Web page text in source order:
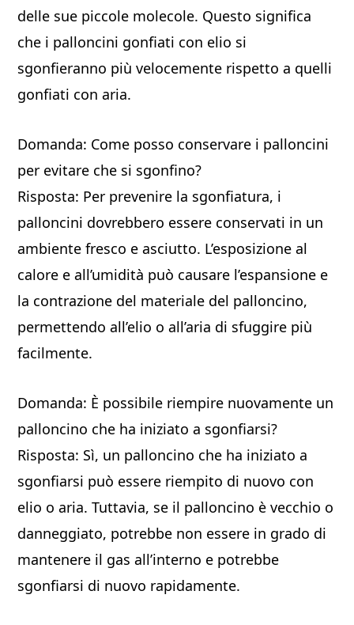
delle sue piccole molecole. Questo significa
che i palloncini gonfiati con elio si
sgonfieranno più velocemente rispetto a quelli
gonfiati con aria.
Domanda: Come posso conservare i palloncini
per evitare che si sgonfino?
Risposta: Per prevenire la sgonfiatura, i
palloncini dovrebbero essere conservati in un
ambiente fresco e asciutto. L’esposizione al
calore e all’umidità può causare l’espansione e
la contrazione del materiale del palloncino,
permettendo all’elio o all’aria di sfuggire più
facilmente.
Domanda: È possibile riempire nuovamente un
palloncino che ha iniziato a sgonfiarsi?
Risposta: Sì, un palloncino che ha iniziato a
sgonfiarsi può essere riempito di nuovo con
elio o aria. Tuttavia, se il palloncino è vecchio o
danneggiato, potrebbe non essere in grado di
mantenere il gas all’interno e potrebbe
sgonfiarsi di nuovo rapidamente.